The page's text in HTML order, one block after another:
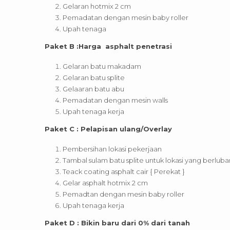
Gelaran hotmix 2 cm
Pemadatan dengan mesin baby roller
Upah tenaga
Paket B :Harga asphalt penetrasi
Gelaran batu makadam
Gelaran batu splite
Gelaaran batu abu
Pemadatan dengan mesin walls
Upah tenaga kerja
Paket C : Pelapisan ulang/Overlay
Pembersihan lokasi pekerjaan
Tambal sulam batu splite untuk lokasi yang
Teack coating asphalt cair { Perekat }
Gelar asphalt hotmix 2 cm
Pemadtan dengan mesin baby roller
Upah tenaga kerja
Paket D : Bikin baru dari 0% dari tanah